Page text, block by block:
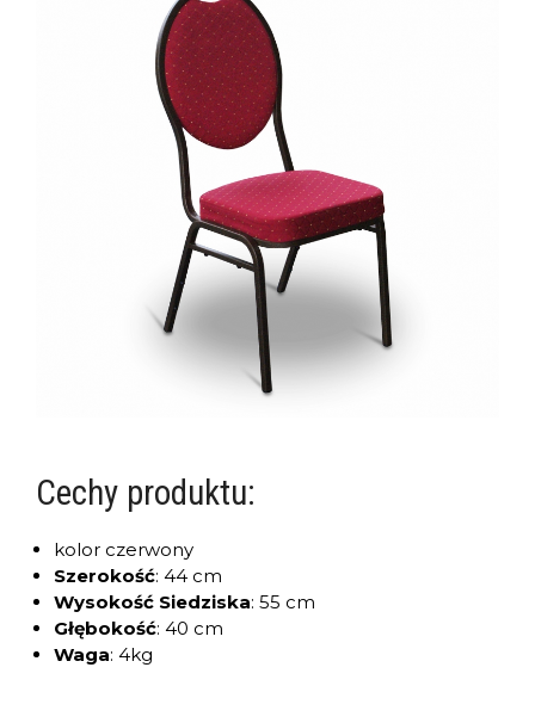
Cechy produktu:
kolor czerwony
Szerokość: 44 cm
Wysokość Siedziska: 55 cm
Głębokość: 40 cm
Waga: 4kg